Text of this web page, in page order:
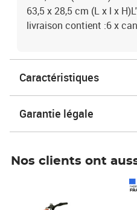
63,5 x 28,5 cm (L x l x
livraison contient :6 x
Caractéristiques
Garantie légale
Nos clients ont